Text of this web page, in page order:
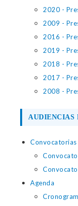
2020 -
2009 -
2016 -
2019 -
2018 -
2017 -
2008 -
AUDIENCIAS
Convocatorias
Agenda